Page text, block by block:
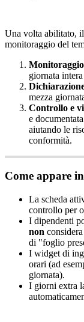
Una volta abilitato, il
monitoraggio del
Monitoraggio
giornata intera
mezza
Controllo e
e documentata
aiutando le
conformità.
Come appare in
La scheda
controllo per
I dipendenti
non considera
di "foglio
I widget di
orari (ad
giornata).
I giorni extra